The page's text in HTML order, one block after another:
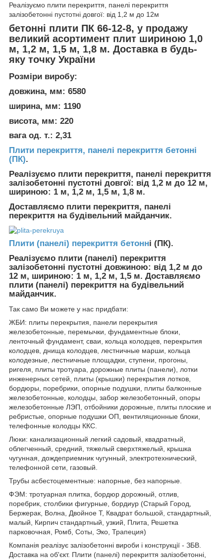
Реалізуємо плити перекриття, панелі перекриття
залізобетонні пустотні довгої: від 1,2 м до 12м
бетонні плити ПК 66-12-8, у продажу
великий асортимент плит шириною 1,0
м, 1,2 м, 1,5 м, 1,8 м. Доставка в будь-
яку точку України
Розміри виробу:
довжина, мм: 6580
ширина, мм: 1190
висота, мм: 220
вага од. т.: 2,31
Плити перекриття, панелі перекриття бетонні
(ПК).
Реалізуємо плити перекриття, панелі перекриття
залізобетонні пустотні довгої: від 1,2 м до 12 м,
шириною: 1 м, 1,2 м, 1,5 м, 1,8 м.
Доставляємо плити перекриття, панелі
перекриття на будівельний майданчик.
Плити (панелі) перекриття бетонні (ПК).
Реалізуємо плити (панелі) перекриття
залізобетонні пустотні довжиною: від 1,2 м до
12 м, шириною: 1 м, 1,2 м, 1,5 м. Доставляємо
плити (панелі) перекриття на будівельний
майданчик.
Так само Ви можете у нас придбати:
ЖБИ: плиты перекрытия, панели перекрытия
железобетонные, перемычки, фундаментные блоки,
ленточный фундамент, сваи, кольца колодцев, перекрытия
колодцев, днища колодцев, лестничные марши, кольца
колодезные, лестничные площадки, ступени, прогоны,
ригеля, плиты тротуара, дорожные плиты (панели), лотки
инженерных сетей, плиты (крышки) перекрытия лотков,
бордюры, поребрики, опорные подушки, плиты балконные
железобетонные, колодцы, забор железобетонный, опоры
железобетонные ЛЭП, отбойники дорожные, плиты плоские и
ребристые, опорные подушки ОП, вентиляционные блоки,
телефонные колодцы ККС.
Люки: канализационный легкий садовый, квадратный,
облегченный, средний, тяжелый сверхтяжелый, крышка
чугунная, дождеприемник чугунный, электротехнический,
телефонной сети, газовый.
Трубы асбестоцементные: напорные, без напорные.
ФЭМ: тротуарная плитка, бордюр дорожный, отлив,
поребрик, столбики фигурные, бордиур (Старый Город,
Бержерак, Волна, Двойное Т, Квадрат большой, стандартный,
малый, Кирпич стандартный, узкий, Плита, Решетка
парковочная, Ромб, Соты, Эко, Трапеция)
Компанія реалізує залізобетонні вироби і конструкції - ЗБВ.
Доставка на об'єкт. Плити (панелі) перекриття залізобетонні,